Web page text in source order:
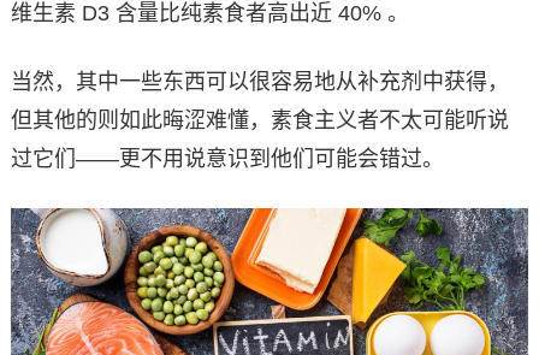
维生素 D3 含量比纯素食者高出近 40% 。
当然，其中一些东西可以很容易地从补充剂中获得，
但其他的则如此晦涩难懂，素食主义者不太可能听说
过它们——更不用说意识到他们可能会错过。